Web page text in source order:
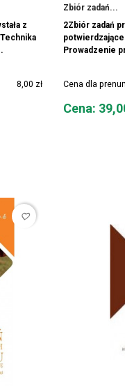
z
8,00 zł
KOSZYKA
DO LISTY
Zbiór zadań...
2Zbiór zadań
Prowadzenie
Cena dla
Cena
Cena:
favorite_border